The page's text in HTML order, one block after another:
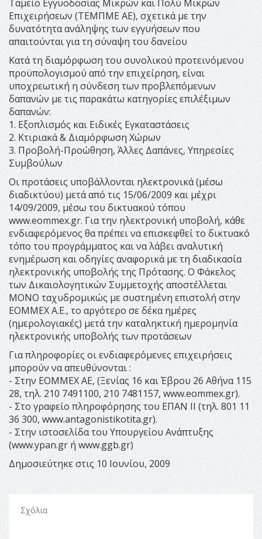
Ταμείο Εγγυοδοσίας Μικρών και Πολύ Μικρών
Επιχειρήσεων (ΤΕΜΠΜΕ ΑΕ), σχετικά με την
δυνατότητα ανάληψης των εγγυήσεων που
απαιτούνται για τη σύναψη του δανείου
Κατά τη διαμόρφωση του συνολικού προτεινόμενου
προϋπολογισμού από την επιχείρηση, είναι
υποχρεωτική η σύνδεση των προβλεπόμενων
δαπανών με τις παρακάτω κατηγορίες επιλέξιμων
δαπανών:
1. Εξοπλισμός και Ειδικές Εγκαταστάσεις
2. Κτιριακά & Διαμόρφωση Χώρων
3. Προβολή-Προώθηση, Άλλες Δαπάνες, Υπηρεσίες
Συμβούλων
Οι προτάσεις υποβάλλονται ηλεκτρονικά (μέσω
διαδικτύου) μετά από τις 15/06/2009 και μέχρι
14/09/2009, μέσω του δικτυακού τόπου
www.eommex.gr. Για την ηλεκτρονική υποβολή, κάθε
ενδιαφερόμενος θα πρέπει να επισκεφθεί το δικτυακό
τόπο του προγράμματος και να λάβει αναλυτική
ενημέρωση και οδηγίες αναφορικά με τη διαδικασία
ηλεκτρονικής υποβολής της Πρότασης. Ο Φάκελος
των Δικαιολογητικών Συμμετοχής αποστέλλεται
ΜΟΝΟ ταχυδρομικώς με συστημένη επιστολή στην
ΕΟΜΜΕΧ Α.Ε., το αργότερο σε δέκα ημέρες
(ημερολογιακές) μετά την καταληκτική ημερομηνία
ηλεκτρονικής υποβολής των προτάσεων
Για πληροφορίες οι ενδιαφερόμενες επιχειρήσεις
μπορούν να απευθύνονται :
- Στην EOMMEX AE, (Ξενίας 16 και Έβρου 26 Αθήνα 115
28, τηλ. 210 7491100, 210 7481157, www.eommex.gr).
- Στο γραφείο πληροφόρησης του ΕΠΑΝ ΙΙ (τηλ. 801 11
36 300, www.antagonistikotita.gr).
- Στην ιστοσελίδα του Υπουργείου Ανάπτυξης
(www.ypan.gr ή www.ggb.gr)
Δημοσιεύτηκε στις 10 Ιουνίου, 2009
Σχόλια